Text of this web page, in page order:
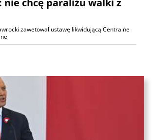
zawetował ustawę likwidującą Centralne